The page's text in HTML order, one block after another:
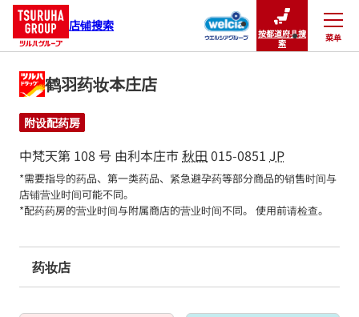
店铺搜索
按都道府县搜
索
菜单
关闭
鹤羽药妆本庄店
附设配药房
中梵天第 108 号 由利本庄市秋田 015-0851 JP
*需要指导的药品、第一类药品、紧急避孕药等部分商品的销售时间与
店铺营业时间可能不同。
*配药药房的营业时间与附属商店的营业时间不同。 使用前请检查。
药妆店